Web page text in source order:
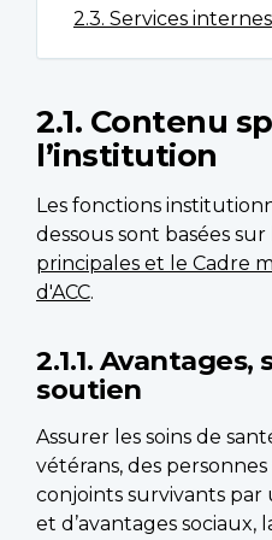
2.3. Services internes
2.1. Contenu
l’institution
Les fonctions
dessous sont basées sur
principales et le Cadre
d'ACC.
2.1.1. Avantages,
soutien
Assurer les soins de
vétérans, des
conjoints survivants par
et d’avantages sociaux,